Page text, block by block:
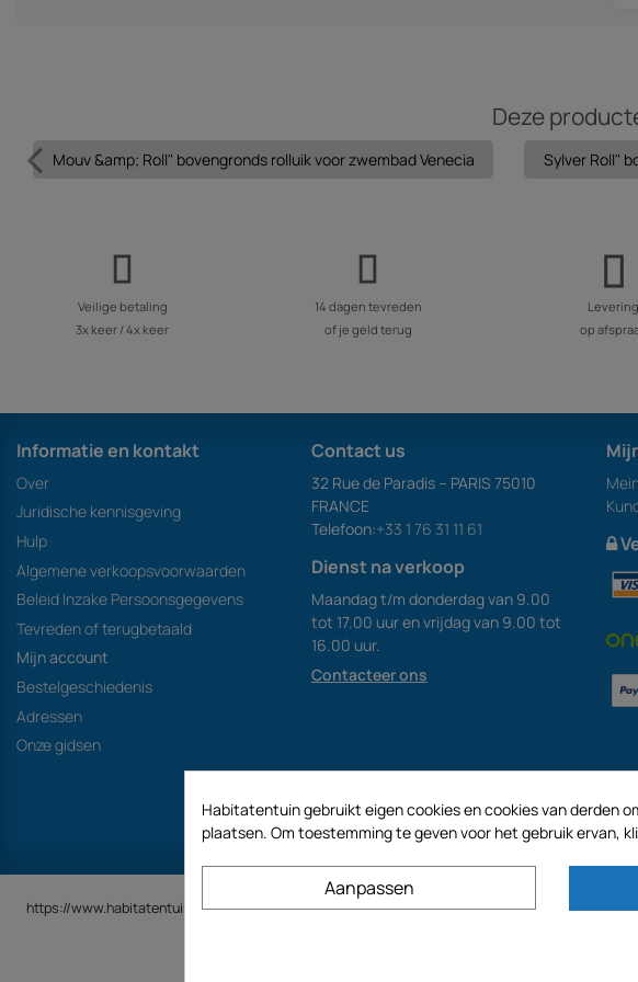
Deze
Mouv &amp; Roll" bovengronds rolluik voor zwembad Venecia Sylver Roll"
Veilige betaling
3x keer / 4x keer
14 dagen tevreden
of je geld terug
Levering
op
Informatie en kontakt
Over
Juridische kennisgeving
Hulp
Algemene verkoopsvoorwaarden
Beleid Inzake Persoonsgegevens
Tevreden of terugbetaald
Mijn account
Bestelgeschiedenis
Adressen
Onze gidsen
Contact us
32 Rue de Paradis – PARIS 75010
FRANCE
Telefoon:+33 1 76 31 11 61
Dienst na verkoop
Maandag t/m donderdag van 9.00
tot 17.00 uur en vrijdag van 9.00 tot
16.00 uur.
Contacteer ons
https://www.habitatentuin.nl is een site van het bedrijf GECODIS SA met een kapitaal van €
Habitatentuin gebruikt eigen cookies en cookies van derden
plaatsen. Om toestemming te geven voor het gebruik ervan,
Aanpassen